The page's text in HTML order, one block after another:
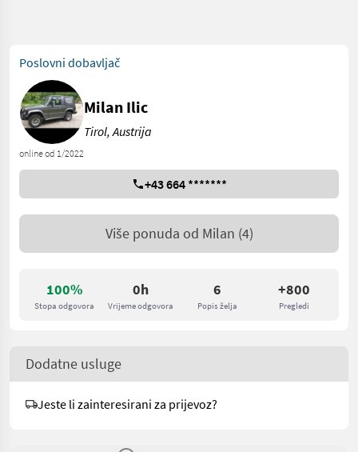
100%
Stopa odgovora
0h
Vrijeme odgovora
6
Popis želja
+800
Pregledi
Poslovni dobavljač
online od 1/2022
Milan Ilic
Tirol, Austrija
+43 664 *******
Više ponuda od Milan (4)
Dodatne usluge
Jeste li zainteresirani za prijevoz?